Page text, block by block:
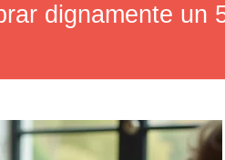
dignamente un